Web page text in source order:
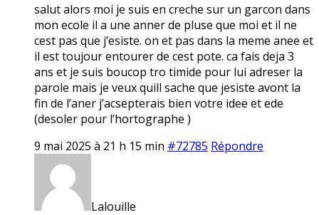
salut alors moi je suis en creche sur un garcon dans
mon ecole il a une anner de pluse que moi et il ne
cest pas que j’esiste. on et pas dans la meme anee et
il est toujour entourer de cest pote. ca fais deja 3
ans et je suis boucop tro timide pour lui adreser la
parole mais je veux quill sache que jesiste avont la
fin de l’aner j’acsepterais bien votre idee et ede
(desoler pour l’hortographe )
9 mai 2025 à 21 h 15 min #72785 Répondre
Lalouille